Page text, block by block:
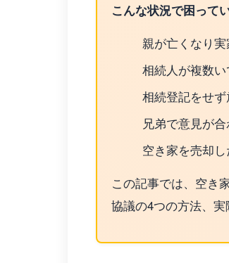
こんな状況で困って
親が亡くなり
相続人が複数
相続登記をせ
兄弟で意見が
空き家を売却
この記事では、空き
協議の4つの方法、実